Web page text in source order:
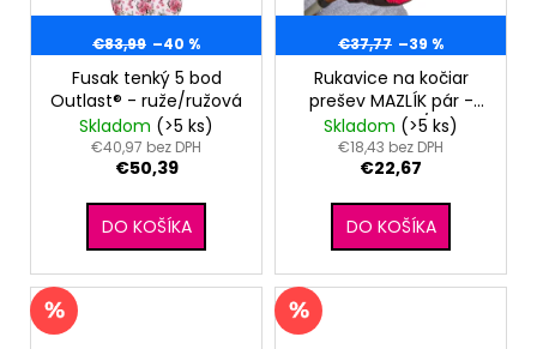
p
r
v
€83,99 –40 %
Fusak tenký 5 bod
Outlast® - ruže/ružová
Skladom (>5 ks)
€40,97 bez DPH
€50,39
DO KOŠÍKA
€37,77 –39 %
Rukavice na kočiar
prešev MAZLÍK pár -
čierna kvetinky/ružová
Skladom (>5 ks)
€18,43 bez DPH
€22,67
DO KOŠÍKA